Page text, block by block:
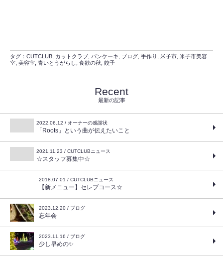
タグ： CUTCLUB カットクラブ パンケーキ ブログ 手作り 米子市 米子市美容
室 美容室 青いとうがらし 食欲の秋 餃子
Recent
最新の記事
2022.06.12 / オーナーの感謝状
「Roots」という曲が伝えたいこと
2021.11.23 / CUTCLUBニュース
☆スタッフ募集中☆
2018.07.01 / CUTCLUBニュース
【新メニュー】セレブコース☆
2023.12.20 / ブログ
忘年会
2023.11.16 / ブログ
少し早めの✨